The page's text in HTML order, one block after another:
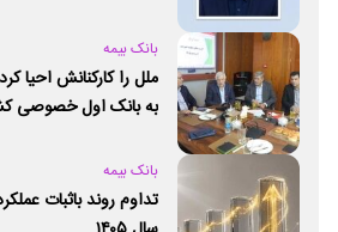
بانک بیمه
ملل را کارکنانش احیا
به بانک اول خصوصی
بانک بیمه
تداوم روند باثبات